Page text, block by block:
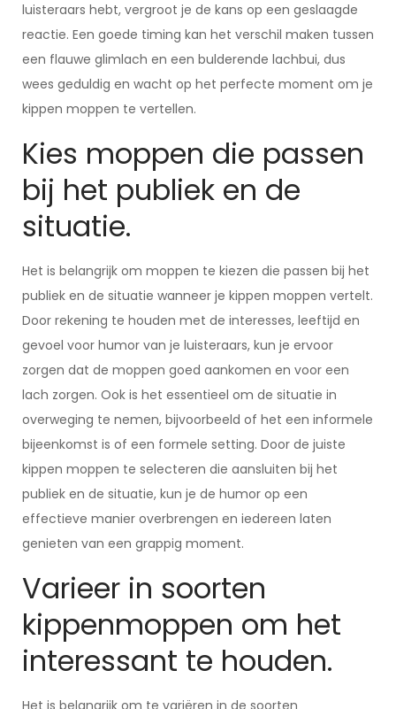
luisteraars hebt, vergroot je de kans op een geslaagde
reactie. Een goede timing kan het verschil maken tussen
een flauwe glimlach en een bulderende lachbui, dus
wees geduldig en wacht op het perfecte moment om je
kippen moppen te vertellen.
Kies moppen die passen
bij het publiek en de
situatie.
Het is belangrijk om moppen te kiezen die passen bij het
publiek en de situatie wanneer je kippen moppen vertelt.
Door rekening te houden met de interesses, leeftijd en
gevoel voor humor van je luisteraars, kun je ervoor
zorgen dat de moppen goed aankomen en voor een
lach zorgen. Ook is het essentieel om de situatie in
overweging te nemen, bijvoorbeeld of het een informele
bijeenkomst is of een formele setting. Door de juiste
kippen moppen te selecteren die aansluiten bij het
publiek en de situatie, kun je de humor op een
effectieve manier overbrengen en iedereen laten
genieten van een grappig moment.
Varieer in soorten
kippenmoppen om het
interessant te houden.
Het is belangrijk om te variëren in de soorten